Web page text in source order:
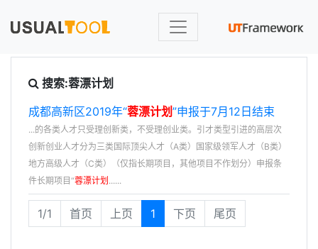
搜索:蓉漂计划
成都高新区2019年“蓉漂计划”申报于7月12日结束
...的各类人才只受理创新类，不受理创业类。引才类型引进的高层次
创新创业人才分为三类国际顶尖人才（A类）国家级领军人才（B类）
地方高级人才（C类）（仅指长期项目，其他项目不作划分）申报条
件长期项目“蓉漂计划 ......
1/1 首页 上页 1 下页 尾页